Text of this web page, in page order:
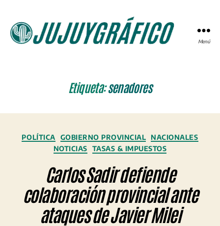
Menú
Etiqueta:senadores
Categorías
POLÍTICA GOBIERNO PROVINCIAL
NACIONALES
NOTICIAS
TASAS & IMPUESTOS
Carlos Sadir defiende
colaboración provincial ante
ataques de Javier Milei